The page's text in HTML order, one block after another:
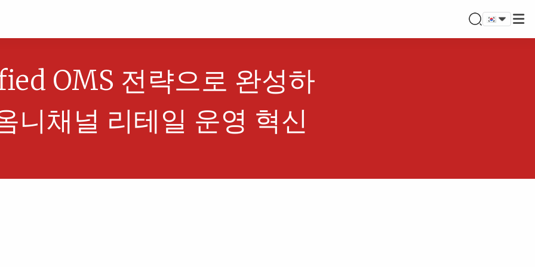
OMS 전략으로 완성하
니채널 리테일 운영 혁신